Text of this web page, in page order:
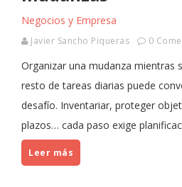
Negocios y Empresa
Javier Sancho Piqueras 0
Organizar una mudanza mientras
resto de tareas diarias puede
desafío. Inventariar, proteger
plazos… cada paso exige
Leer más